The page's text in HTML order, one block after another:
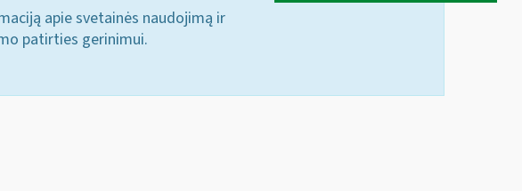
apie svetainės naudojimą ir
patirties gerinimui.